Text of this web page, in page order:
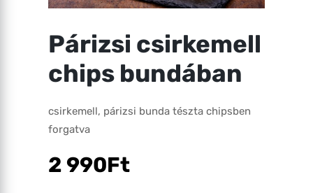
Párizsi csirkemell
chips bundában
csirkemell, párizsi bunda tészta chipsben
forgatva
2 990Ft